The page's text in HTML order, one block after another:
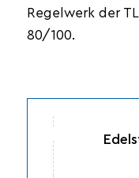
Regelwerk der
80/100.